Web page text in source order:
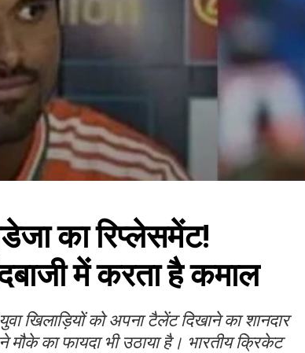
का रिप्लेसमेंट!
में करता है कमाल
खिलाड़ियों को अपना टैलेंट दिखाने का शानदार
का फायदा भी उठाया है। भारतीय क्रिकेट